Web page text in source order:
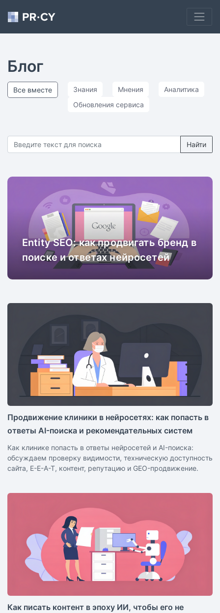
Блог
Все вместе Знания Мнения
Аналитика
Обновления сервиса
Найти
Entity SEO: как продвигать бренд в
поиске и ответах нейросетей
Продвижение клиники в нейросетях: как попасть в
ответы AI-поиска и рекомендательных систем
Как клинике попасть в ответы нейросетей и AI-поиска:
обсуждаем проверку видимости, техническую доступность
сайта, E-E-A-T, контент, репутацию и GEO-продвижение.
Как писать контент в эпоху ИИ, чтобы его не